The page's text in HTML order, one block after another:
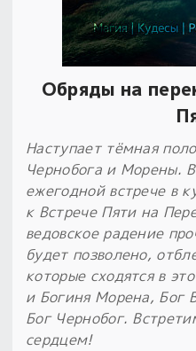
Обряды на
Наступает тёмная
Чернобога и Морены.
ежегодной встрече в
к Встрече Пяти на
ведовское радение
будет позволено,
которые сходятся в
и Богиня Морена, Бог
Бог Чернобог.
сердцем!